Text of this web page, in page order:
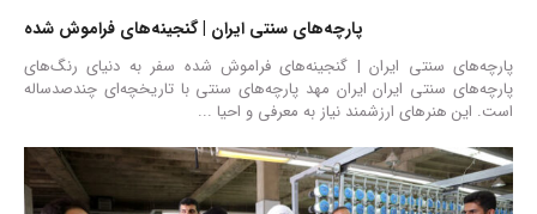
پارچه‌های سنتی ایران | گنجینه‌های فراموش شده
پارچه‌های سنتی ایران | گنجینه‌های فراموش شده سفر به دنیای رنگ‌های
پارچه‌های سنتی ایران ایران مهد پارچه‌های سنتی با تاریخچه‌ای چندصدساله
است. این هنرهای ارزشمند نیاز به معرفی و احیا ...